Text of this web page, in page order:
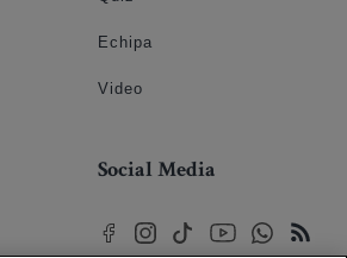
Echipa
Video
Social Media